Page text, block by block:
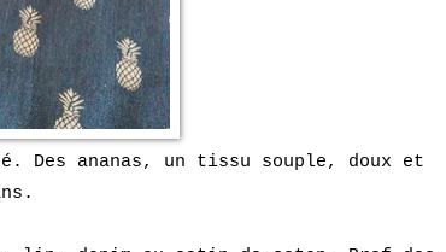
Des ananas, un tissu souple, doux et